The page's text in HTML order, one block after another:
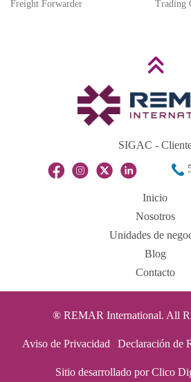
Freight Forwarder Trading
SIGAC -
Inicio
Nosotros
Unidades de
Blog
Contacto
® REMAR International. All
Aviso de Privacidad Declaración de
Sitio desarrollado por Clico